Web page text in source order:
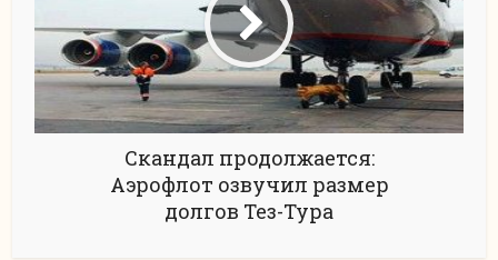
Скандал продолжается:
Аэрофлот озвучил размер
долгов Тез-Тура